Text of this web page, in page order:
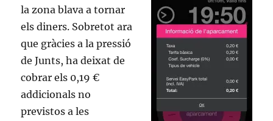
la zona blava a tornar
els diners. Sobretot ara
que gràcies a la pressió
de Junts, ha deixat de
cobrar els 0,19 €
addicionals no
previstos a les